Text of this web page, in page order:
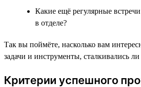
Какие ещё регулярные
в отделе?
Так вы поймёте, насколько вам
задачи и инструменты, сталкивались
Критерии успешного